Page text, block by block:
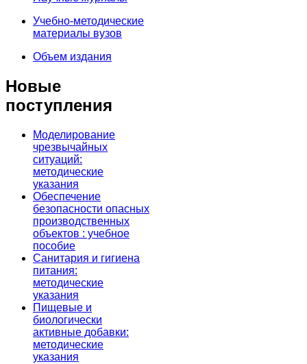
Учебно-методические
материалы вузов
Объем издания
Новые
поступления
Моделирование
чрезвычайных
ситуаций:
методические
указания
Обеспечение
безопасности опасных
производственных
объектов : учебное
пособие
Санитария и гигиена
питания:
методические
указания
Пищевые и
биологически
активные добавки:
методические
указания